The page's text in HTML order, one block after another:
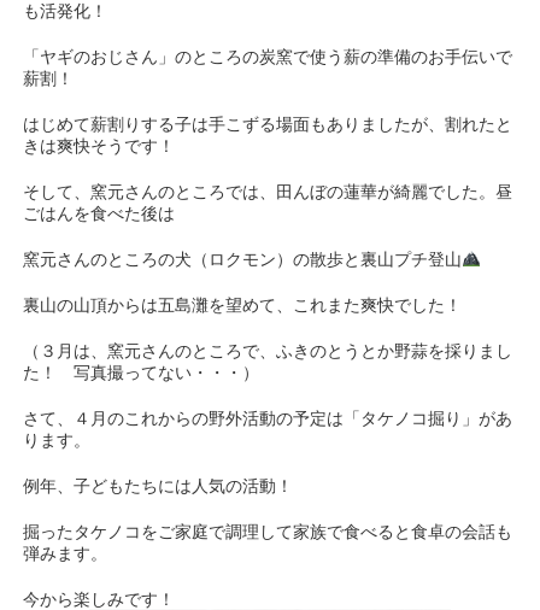
も活発化！
「ヤギのおじさん」のところの炭窯で使う薪の準備のお手伝いで
薪割！
はじめて薪割りする子は手こずる場面もありましたが、割れたと
きは爽快そうです！
そして、窯元さんのところでは、田んぼの蓮華が綺麗でした。昼
ごはんを食べた後は
窯元さんのところの犬（ロクモン）の散歩と裏山プチ登山
裏山の山頂からは五島灘を望めて、これまた爽快でした！
（３月は、窯元さんのところで、ふきのとうとか野蒜を採りまし
た！ 写真撮ってない・・・）
さて、４月のこれからの野外活動の予定は「タケノコ掘り」があ
ります。
例年、子どもたちには人気の活動！
掘ったタケノコをご家庭で調理して家族で食べると食卓の会話も
弾みます。
今から楽しみです！